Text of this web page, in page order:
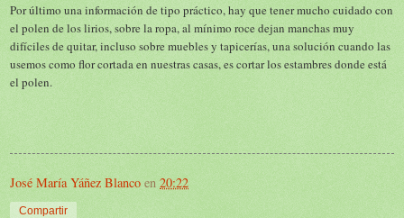
Por último una información de tipo práctico, hay que tener mucho cuidado con
el polen de los lirios, sobre la ropa, al mínimo roce dejan manchas muy
difíciles de quitar, incluso sobre muebles y tapicerías, una solución cuando las
usemos como flor cortada en nuestras casas, es cortar los estambres donde está
el polen.
José María Yáñez Blanco en 20:22
Compartir